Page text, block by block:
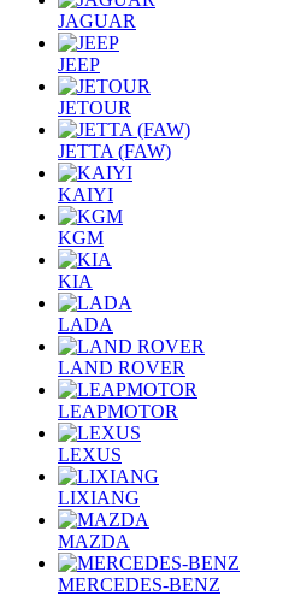
JAGUAR
JEEP
JETOUR
JETTA (FAW)
KAIYI
KGM
KIA
LADA
LAND ROVER
LEAPMOTOR
LEXUS
LIXIANG
MAZDA
MERCEDES-BENZ